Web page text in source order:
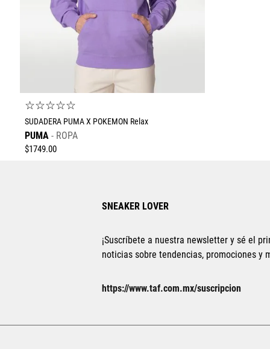
☆☆☆☆☆
SUDADERA PUMA X POKEMON Relax
PUMA ROPA
$1749.00
SNEAKER LOVER
¡Suscríbete a nuestra newsletter y sé el
noticias sobre tendencias, promociones y
https://www.taf.com.mx/suscripcion